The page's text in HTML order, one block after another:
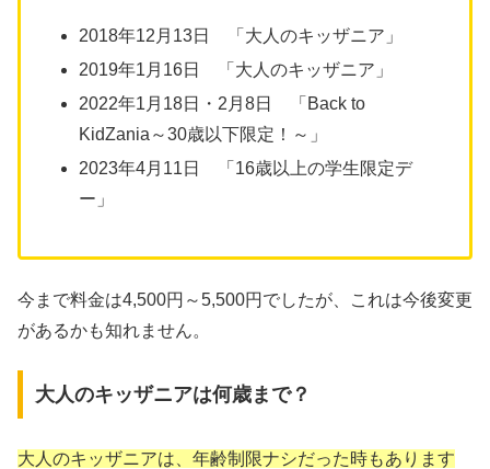
2018年12月13日 「大人のキッザニア」
2019年1月16日 「大人のキッザニア」
2022年1月18日・2月8日 「Back to
KidZania～30歳以下限定！～」
2023年4月11日 「16歳以上の学生限定デ
ー」
今まで料金は4,500円～5,500円でしたが、これは今後変更
があるかも知れません。
大人のキッザニアは何歳まで？
大人のキッザニアは、年齢制限ナシだった時もあります